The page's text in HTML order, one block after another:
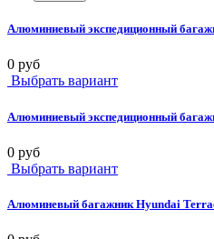
Алюминиевый экспедиционный
0 руб
Выбрать вариант
Алюминиевый экспедиционный
0 руб
Выбрать вариант
Алюминевый багажник Hyundai